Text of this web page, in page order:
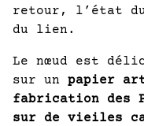
retour, l’état
du lien.
Le nœud est
sur un papier
fabrication des
sur de vieiles